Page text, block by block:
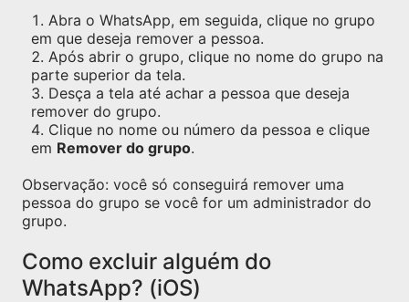
Abra o WhatsApp, em seguida, clique no grupo
em que deseja remover a pessoa.
Após abrir o grupo, clique no nome do grupo na
parte superior da tela.
Desça a tela até achar a pessoa que deseja
remover do grupo.
Clique no nome ou número da pessoa e clique
em Remover do grupo.
Observação: você só conseguirá remover uma
pessoa do grupo se você for um administrador do
grupo.
Como excluir alguém do
WhatsApp? (iOS)